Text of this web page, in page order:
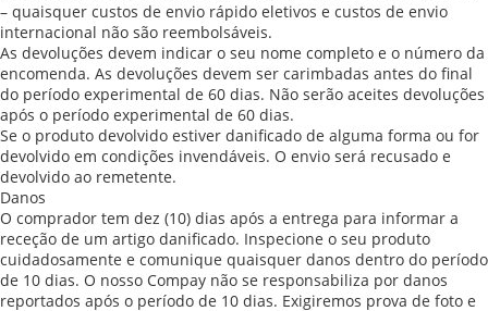
– quaisquer custos de envio rápido eletivos e custos de envio
internacional não são reembolsáveis.
As devoluções devem indicar o seu nome completo e o número da
encomenda. As devoluções devem ser carimbadas antes do final
do período experimental de 60 dias. Não serão aceites devoluções
após o período experimental de 60 dias.
Se o produto devolvido estiver danificado de alguma forma ou for
devolvido em condições invendáveis. O envio será recusado e
devolvido ao remetente.
Danos
O comprador tem dez (10) dias após a entrega para informar a
receção de um artigo danificado. Inspecione o seu produto
cuidadosamente e comunique quaisquer danos dentro do período
de 10 dias. O nosso Compay não se responsabiliza por danos
reportados após o período de 10 dias. Exigiremos prova de foto e